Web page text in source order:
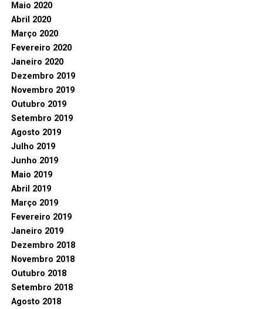
Maio 2020
Abril 2020
Março 2020
Fevereiro 2020
Janeiro 2020
Dezembro 2019
Novembro 2019
Outubro 2019
Setembro 2019
Agosto 2019
Julho 2019
Junho 2019
Maio 2019
Abril 2019
Março 2019
Fevereiro 2019
Janeiro 2019
Dezembro 2018
Novembro 2018
Outubro 2018
Setembro 2018
Agosto 2018